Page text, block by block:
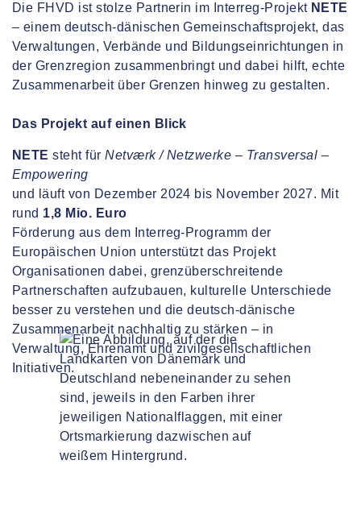
Die FHVD ist stolze Partnerin im Interreg-Projekt NETE
– einem deutsch-dänischen Gemeinschaftsprojekt, das
Verwaltungen, Verbände und Bildungseinrichtungen in
der Grenzregion zusammenbringt und dabei hilft, echte
Zusammenarbeit über Grenzen hinweg zu gestalten.
Das Projekt auf einen Blick
NETEsteht fürNetværk / Netzwerke – Transversal –
Empowering
und läuft von Dezember 2024 bis November 2027. Mit
rund 1,8 Mio. Euro
Förderung aus dem Interreg-Programm der
Europäischen Union unterstützt das Projekt
Organisationen dabei, grenzüberschreitende
Partnerschaften aufzubauen, kulturelle Unterschiede
besser zu verstehen und die deutsch-dänische
Zusammenarbeit nachhaltig zu stärken – in
Verwaltung, Ehrenamt und zivilgesellschaftlichen
Initiativen.